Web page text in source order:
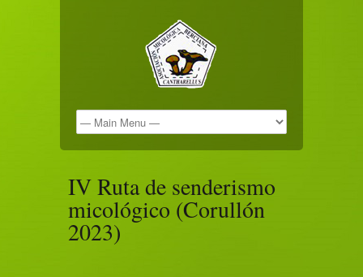
IV Ruta de senderismo
micológico (Corullón
2023)